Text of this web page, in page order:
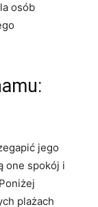
osób
jego
one ‍spokój i
plażach